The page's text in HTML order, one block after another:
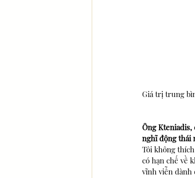
Giá trị trung
Ông Kteniadis,
nghĩ động thái
Tôi không
có hạn chế về
vĩnh viễn dành